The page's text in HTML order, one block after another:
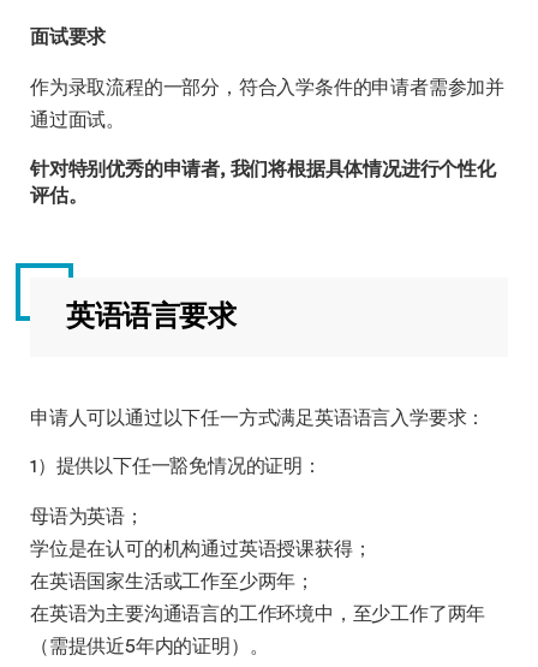
面试要求
作为录取流程的一部分，符合入学条件的申请者需参加并
通过面试。
针对特别优秀的申请者, 我们将根据具体情况进行个性化
评估。
英语语言要求
申请人可以通过以下任一方式满足英语语言入学要求：
1）提供以下任一豁免情况的证明：
母语为英语；
学位是在认可的机构通过英语授课获得；
在英语国家生活或工作至少两年；
在英语为主要沟通语言的工作环境中，至少工作了两年
（需提供近5年内的证明）。